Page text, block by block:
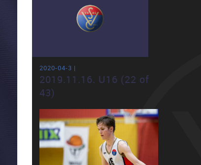
2020-04-3 |
2019.11.16. U16 (22 of
43)